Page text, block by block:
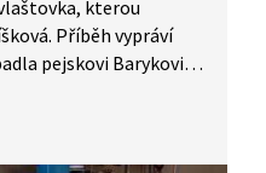
kterou
Příběh vypráví
pejskovi Barykovi